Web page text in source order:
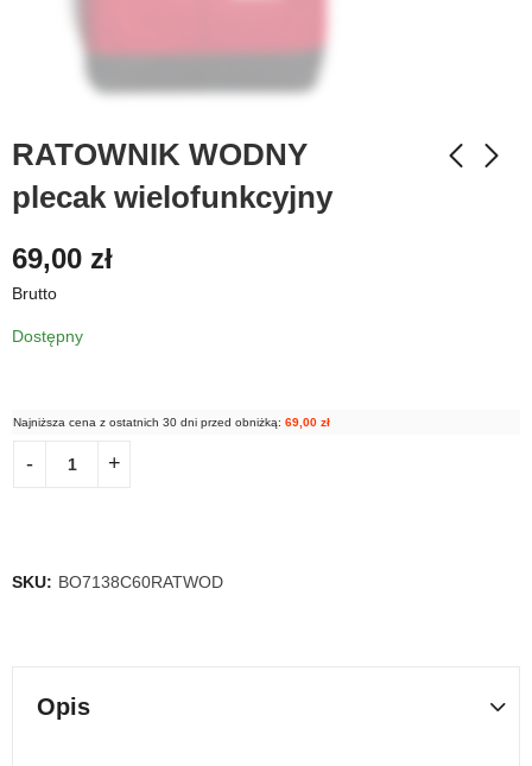
RATOWNIK WODNY
plecak wielofunkcyjny
69,00 zł
Brutto
Dostępny
Najniższa cena z ostatnich 30 dni przed obniżką: 69,00 zł
SKU: BO7138C60RATWOD
Opis